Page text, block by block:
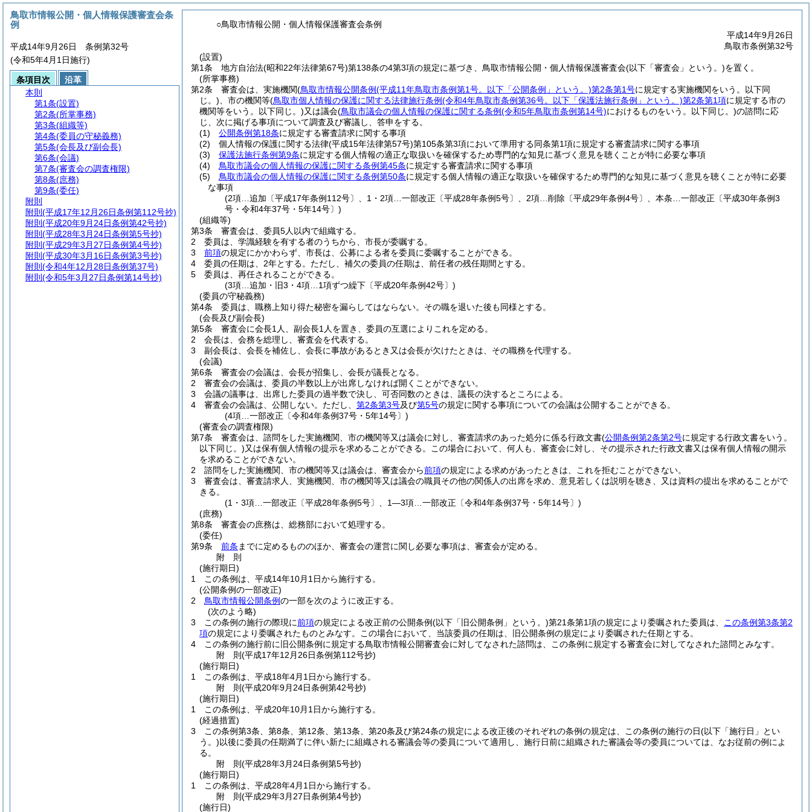
○鳥取市情報公開・個人情報保護審査会条例
平成14年9月26日
鳥取市条例第32号
(設置)
第1条
地方自治法(昭和22年法律第67号)第138条の4第3項の規定に基づき、鳥取市情報公開・個人情報保護審査会(以下「審査会」という。)を置く。
(所掌事務)
第2条
審査会は、実施機関(鳥取市情報公開条例(平成11年鳥取市条例第1号。以下「公開条例」という。)第2条第1号に規定する実施機関をいう。以下同
じ。) 、市の機関等(鳥取市個人情報の保護に関する法律施行条例(令和4年鳥取市条例第36号。以下「保護法施行条例」という。)第2条第1項に規定する市の
機関等をいう。以下同じ。)又は議会(鳥取市議会の個人情報の保護に関する条例(令和5年鳥取市条例第14号)におけるものをいう。以下同じ。)の諮問に応
じ、次に掲げる事項について調査及び審議し、答申をする。
(1)
公開条例第18条に規定する審査請求に関する事項
(2)
個人情報の保護に関する法律(平成15年法律第57号)第105条第3項において準用する同条第1項に規定する審査請求に関する事項
(3)
保護法施行条例第9条に規定する個人情報の適正な取扱いを確保するため専門的な知見に基づく意見を聴くことが特に必要な事項
(4)
鳥取市議会の個人情報の保護に関する条例第45条に規定する審査請求に関する事項
(5)
鳥取市議会の個人情報の保護に関する条例第50条に規定する個人情報の適正な取扱いを確保するため専門的な知見に基づく意見を聴くことが特に必要
な事項
(2項…追加〔平成17年条例112号〕、1・2項…一部改正〔平成28年条例5号〕、2項…削除〔平成29年条例4号〕、本条…一部改正〔平成30年条例3
号・令和4年37号・5年14号〕)
(組織等)
第3条
審査会は、委員5人以内で組織する。
2
委員は、学識経験を有する者のうちから、市長が委嘱する。
3
前項の規定にかかわらず、市長は、公募による者を委員に委嘱することができる。
4
委員の任期は、2年とする。 ただし、補欠の委員の任期は、前任者の残任期間とする。
5
委員は、再任されることができる。
(3項…追加・旧3・4項…1項ずつ繰下〔平成20年条例42号〕)
(委員の守秘義務)
第4条
委員は、職務上知り得た秘密を漏らしてはならない。 その職を退いた後も同様とする。
(会長及び副会長)
第5条
審査会に会長1人、副会長1人を置き、委員の互選によりこれを定める。
2
会長は、会務を総理し、審査会を代表する。
3
副会長は、会長を補佐し、会長に事故があるとき又は会長が欠けたときは、その職務を代理する。
(会議)
第6条
審査会の会議は、会長が招集し、会長が議長となる。
2
審査会の会議は、委員の半数以上が出席しなければ開くことができない。
3
会議の議事は、出席した委員の過半数で決し、可否同数のときは、議長の決するところによる。
4
審査会の会議は、公開しない。 ただし、 第2条第3号及び第5号の規定に関する事項についての会議は公開することができる。
(4項…一部改正〔令和4年条例37号・5年14号〕)
(審査会の調査権限)
第7条
審査会は、諮問をした実施機関、市の機関等又は議会に対し、審査請求のあった処分に係る行政文書(公開条例第2条第2号に規定する行政文書をいう。
以下同じ。)又は保有個人情報の提示を求めることができる。
この場合において、何人も、審査会に対し、その提示された行政文書又は保有個人情報の開示
を求めることができない。
2
諮問をした実施機関、市の機関等又は議会は、審査会から前項の規定による求めがあったときは、これを拒むことができない。
3
審査会は、審査請求人、実施機関、市の機関等又は議会の職員その他の関係人の出席を求め、意見若しくは説明を聴き、又は資料の提出を求めることがで
きる。
(1・3項…一部改正〔平成28年条例5号〕、1―3項…一部改正〔令和4年条例37号・5年14号〕)
(庶務)
第8条
審査会の庶務は、総務部において処理する。
(委任)
第9条
前条 までに定めるもののほか、審査会の運営に関し必要な事項は、審査会が定める。
附 則
(施行期日)
1
この条例は、平成14年10月1日から施行する。
(公開条例の一部改正)
2
鳥取市情報公開条例の一部を次のように改正する。
(次のよう略)
3
この条例の施行の際現に前項の規定による改正前の公開条例(以下「旧公開条例」という。)第21条第1項の規定により委嘱された委員は、
この条例第3条第2
項の規定により委嘱されたものとみなす。
この場合において、当該委員の任期は、旧公開条例の規定により委嘱された任期とする。
4
この条例の施行前に旧公開条例に規定する鳥取市情報公開審査会に対してなされた諮問は、この条例に規定する審査会に対してなされた諮問とみなす。
附 則(平成17年12月26日条例第112号抄)
(施行期日)
1
この条例は、平成18年4月1日から施行する。
附 則(平成20年9月24日条例第42号抄)
(施行期日)
1
この条例は、平成20年10月1日から施行する。
(経過措置)
3
この条例第3条、第8条、第12条、第13条、第20条及び第24条の規定による改正後のそれぞれの条例の規定は、この条例の施行の日(以下「施行日」とい
う。)以後に委員の任期満了に伴い新たに組織される審議会等の委員について適用し、施行日前に組織された審議会等の委員については、なお従前の例によ
る。
附 則(平成28年3月24日条例第5号抄)
(施行期日)
1
この条例は、平成28年4月1日から施行する。
附 則(平成29年3月27日条例第4号抄)
(施行日)
鳥取市情報公開・個人情報保護審査会条
例
平成14年9月26日 条例第32号
(令和5年4月1日施行)
条項目次
沿革
本則
第1条(設置)
第2条(所掌事務)
第3条(組織等)
第4条(委員の守秘義務)
第5条(会長及び副会長)
第6条(会議)
第7条(審査会の調査権限)
第8条(庶務)
第9条(委任)
附則
附則 (平成17年12月26日条例第112号抄)
附則 (平成20年9月24日条例第42号抄)
附則 (平成28年3月24日条例第5号抄)
附則 (平成29年3月27日条例第4号抄)
附則 (平成30年3月16日条例第3号抄)
附則 (令和4年12月28日条例第37号)
附則 (令和5年3月27日条例第14号抄)